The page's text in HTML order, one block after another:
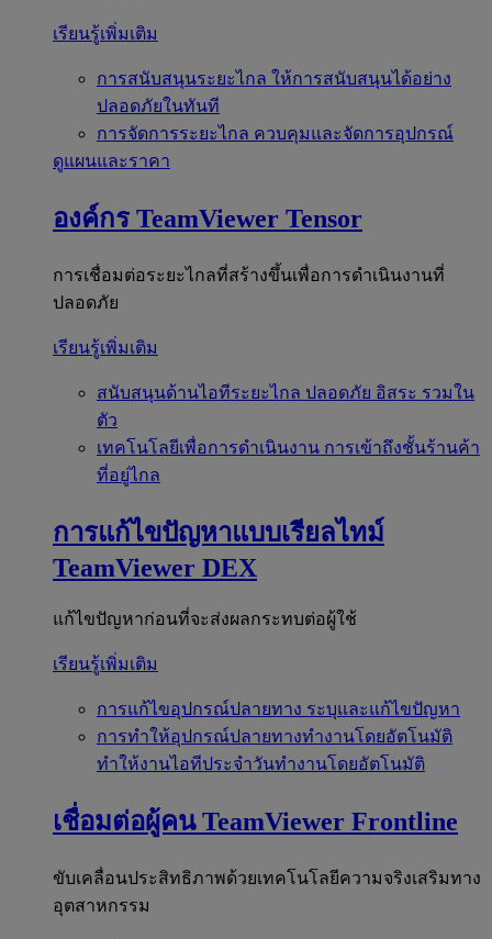
เรียนรู้เพิ่มเติม
การสนับสนุนระยะไกล ให้การสนับสนุนได้อย่าง
ปลอดภัยในทันที
การจัดการระยะไกล ควบคุมและจัดการอุปกรณ์
ดูแผนและราคา
องค์กร TeamViewer Tensor
การเชื่อมต่อระยะไกลที่สร้างขึ้นเพื่อการดำเนินงานที่
ปลอดภัย
เรียนรู้เพิ่มเติม
สนับสนุนด้านไอทีระยะไกล ปลอดภัย อิสระ รวมใน
ตัว
เทคโนโลยีเพื่อการดำเนินงาน การเข้าถึงชั้นร้านค้า
ที่อยู่ไกล
การแก้ไขปัญหาแบบเรียลไทม์
TeamViewer DEX
แก้ไขปัญหาก่อนที่จะส่งผลกระทบต่อผู้ใช้
เรียนรู้เพิ่มเติม
การแก้ไขอุปกรณ์ปลายทาง ระบุและแก้ไขปัญหา
การทำให้อุปกรณ์ปลายทางทำงานโดยอัตโนมัติ
ทำให้งานไอทีประจำวันทำงานโดยอัตโนมัติ
เชื่อมต่อผู้คน TeamViewer Frontline
ขับเคลื่อนประสิทธิภาพด้วยเทคโนโลยีความจริงเสริมทาง
อุตสาหกรรม